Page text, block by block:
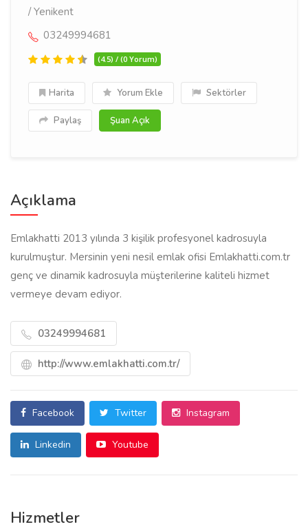
/ Yenikent
03249994681
(4.5) / (0 Yorum)
Harita Yorum Ekle Sektörler
Paylaş Şuan Açık
Açıklama
Emlakhatti 2013 yılında 3 kişilik profesyonel kadrosuyla
kurulmuştur. Mersinin yeni nesil emlak ofisi Emlakhatti.com.tr
genç ve dinamik kadrosuyla müşterilerine kaliteli hizmet
vermeye devam ediyor.
03249994681
http://www.emlakhatti.com.tr/
Facebook Twitter Instagram
Linkedin Youtube
Hizmetler